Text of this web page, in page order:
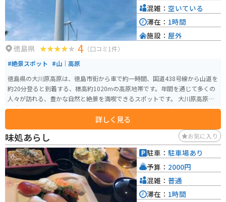
徳島県 4 （口コミ1件）
#絶景スポット #山｜高原
徳島県の大川原高原は、徳島市街から車で約一時間、国道438号線から山道を
約20分登ると到着する、標高約1020mの高原地帯です。年間を通じて多くの
人々が訪れる、豊かな自然と絶景を満喫できるスポットです。 大川原高原は
面積120haで、緩やかなスロープが特徴的で、山々や阿讃山脈、紀伊水道を
見渡すことができます。また、村営の放牧場や生活環境保全林、約5haのアワ
ミツバツツジの群生地があります。 高原はアジサイの名所としても知られ、
頂上には約3万本のアジサイが植えられており、7月上旬には高原を青く染め
ます。また、昭和30年代に開かれた村営の大川原牧場では、現在7頭の黒和牛
がいます。 大川原ウインドファームによる風力発電用の風車が15基設置され
ています。大川原高原一帯は希少な植物が数多く残る森林地帯を有してお
り、自然溢れる観光スポットとなっています。
詳しく見る
混雑： 空いている
滞在： 1時間
施設： 屋外
味処あらし お気に入り
駐車： 駐車場あり
予算： 2000円
混雑： 普通
滞在： 1時間